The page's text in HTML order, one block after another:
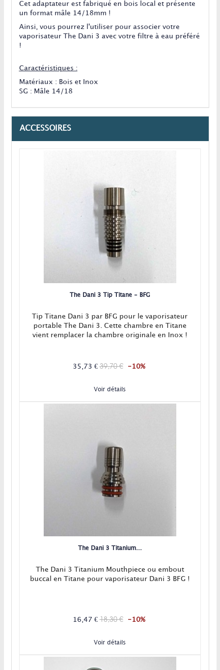
Cet adaptateur est fabriqué en bois local et présente
un format mâle 14/18mm !
Ainsi, vous pourrez l'utiliser pour associer votre
vaporisateur The Dani 3 avec votre filtre à eau préféré
!
Caractéristiques :
Matériaux : Bois et Inox
SG : Mâle 14/18
ACCESSOIRES
The Dani 3 Tip Titane - BFG
Tip Titane Dani 3 par BFG pour le vaporisateur
portable The Dani 3. Cette chambre en Titane
vient remplacer la chambre originale en Inox !
35,73 €39,70 € -10%
Voir détails
The Dani 3 Titanium...
The Dani 3 Titanium Mouthpiece ou embout
buccal en Titane pour vaporisateur Dani 3 BFG !
16,47 €18,30 € -10%
Voir détails